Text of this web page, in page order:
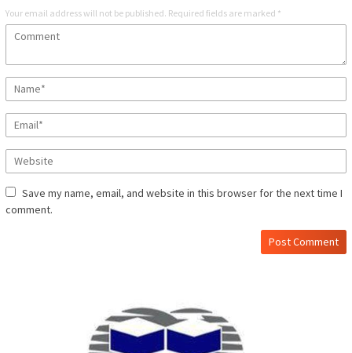
Your email address will not be published. Required fields are marked *
Save my name, email, and website in this browser for the next time I
comment.